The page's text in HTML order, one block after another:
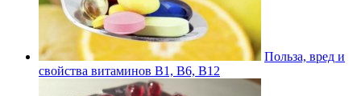
Польза, вред и
свойства витаминов В1, В6, В12